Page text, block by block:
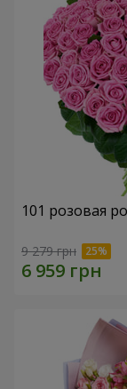
101 розовая
9 279 грн